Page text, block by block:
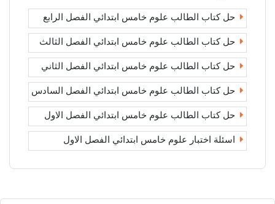
حل كتاب الطالب علوم خامس ابتدائي الفصل الرابع
حل كتاب الطالب علوم خامس ابتدائي الفصل الثالث
حل كتاب الطالب علوم خامس ابتدائي الفصل الثاني
حل كتاب الطالب علوم خامس ابتدائي الفصل السادس
حل كتاب الطالب علوم خامس ابتدائي الفصل الاول
اسئلة اختبار علوم خامس ابتدائي الفصل الاول